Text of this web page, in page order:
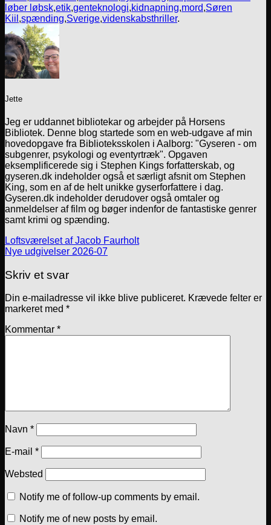
løber løbsk,etik,genteknologi,kidnapning,mord,Søren
Kiil ,spænding,Sverige,videnskabsthriller.
Jette
Jeg er uddannet bibliotekar og arbejder på Horsens
Bibliotek. Denne blog startede som en web-udgave af min
hovedopgave fra Biblioteksskolen i Aalborg: "Gyseren - om
subgenrer, psykologi og eventyrtræk". Opgaven
eksemplificerede sig i Stephen Kings forfatterskab, og
gyseren.dk indeholder også et særligt afsnit om Stephen
King, som en af de helt unikke gyserforfattere i dag.
Gyseren.dk indeholder derudover også omtaler og
anmeldelser af film og bøger indenfor de fantastiske genrer
samt krimi og spænding.
Loftsværelset af Jacob Faurholt
Nye udgivelser 2026-07
Skriv et svar
Din e-mailadresse vil ikke blive publiceret. Krævede felter er
markeret med *
Kommentar *
Navn *
E-mail *
Websted
Notify me of follow-up comments by email.
Notify me of new posts by email.